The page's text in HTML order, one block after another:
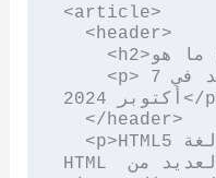
<article>
أكتوبر 2024</p>
HTML الذي يجلب العديد من